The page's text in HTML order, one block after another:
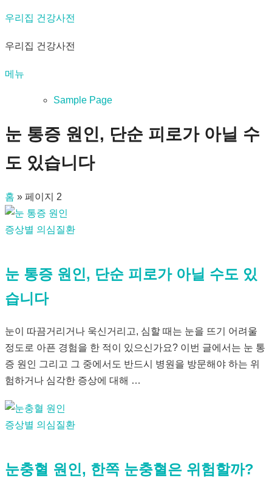
내
으
기
우리집 건강사전
우리집 건강사전
메뉴
Sample Page
눈 통증 원인, 단순 피로가 아닐 수
도 있습니다
홈 » 페이지 2
증상별 의심질환
눈 통증 원인, 단순 피로가 아닐 수도 있
습니다
눈이 따끔거리거나 욱신거리고, 심할 때는 눈을 뜨기 어려울
정도로 아픈 경험을 한 적이 있으신가요? 이번 글에서는 눈 통
증 원인 그리고 그 중에서도 반드시 병원을 방문해야 하는 위
험하거나 심각한 증상에 대해 …
증상별 의심질환
눈충혈 원인, 한쪽 눈충혈은 위험할까?